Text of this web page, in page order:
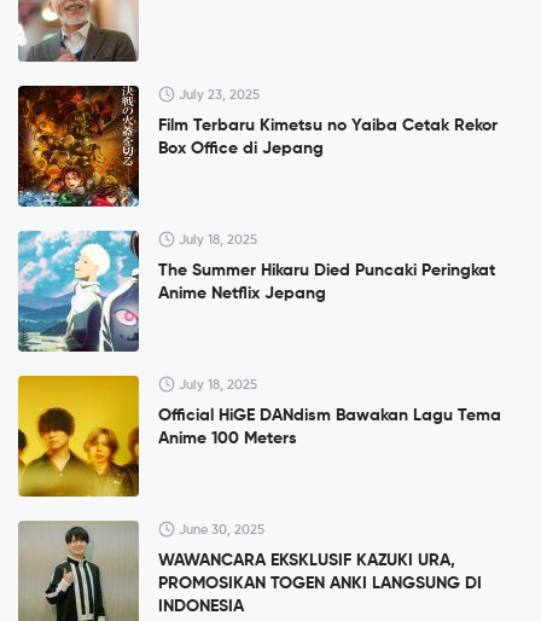
July 23, 2025
Film Terbaru Kimetsu no Yaiba Cetak Rekor
Box Office di Jepang
July 18, 2025
The Summer Hikaru Died Puncaki Peringkat
Anime Netflix Jepang
July 18, 2025
Official HiGE DANdism Bawakan Lagu Tema
Anime 100 Meters
June 30, 2025
WAWANCARA EKSKLUSIF KAZUKI URA,
PROMOSIKAN TOGEN ANKI LANGSUNG DI
INDONESIA